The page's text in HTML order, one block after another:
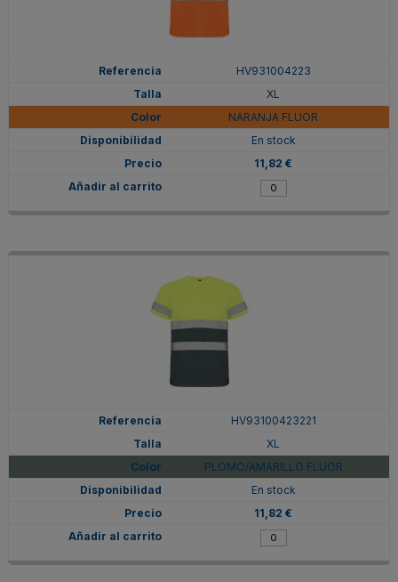
HV931004223
XL
NARANJA FLUOR
En stock
11,82 €
HV93100423221
XL
PLOMO/AMARILLO FLUOR
En stock
11,82 €